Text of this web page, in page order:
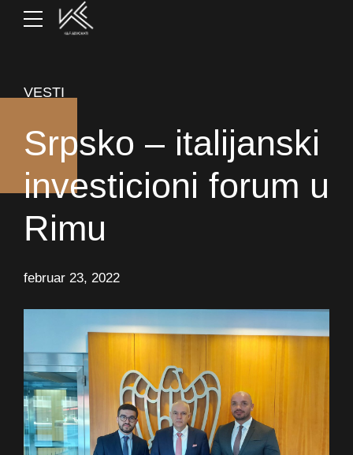
VESTI
Srpsko – italijanski
investicioni forum u
Rimu
februar 23, 2022